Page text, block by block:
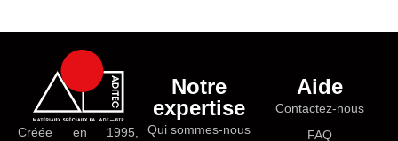
Créée en 1995,
Notre
expertise
Qui sommes-nous
Aide
Contactez-nous
FAQ